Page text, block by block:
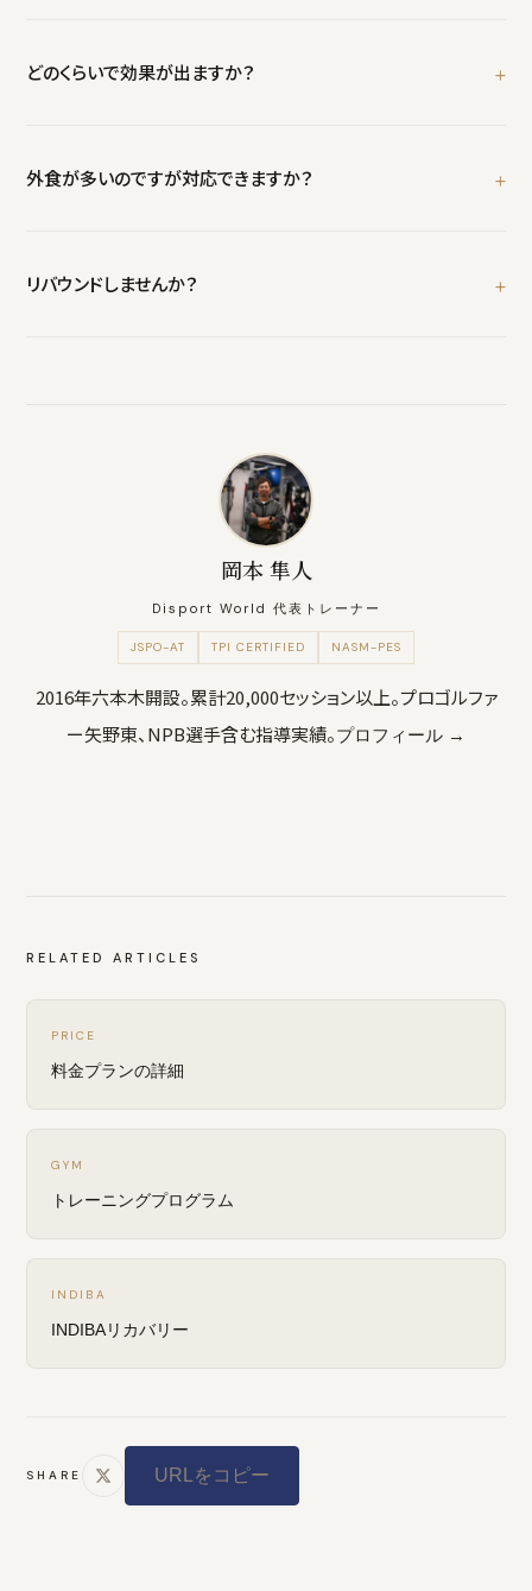
調整が中心。外食が多い方でも実践できる方法を設計します。
どのくらいで効果が出ますか？
化を実感される方がほとんどです。
外食が多いのですが対応できますか？
生活に合わせた栄養アドバイスを提供します。
リバウンドしませんか？
岡本 隼人
Disport World 代表トレーナー
JSPO-AT TPI CERTIFIED NASM-PES
2016年六本木開設。累計20,000セッション以上。プロゴルファ
ー矢野東、NPB選手含む指導実績。プロフィール →
RELATED ARTICLES
PRICE
料金プランの詳細
GYM
トレーニングプログラム
INDIBA
INDIBAリカバリー
SHARE URLをコピー